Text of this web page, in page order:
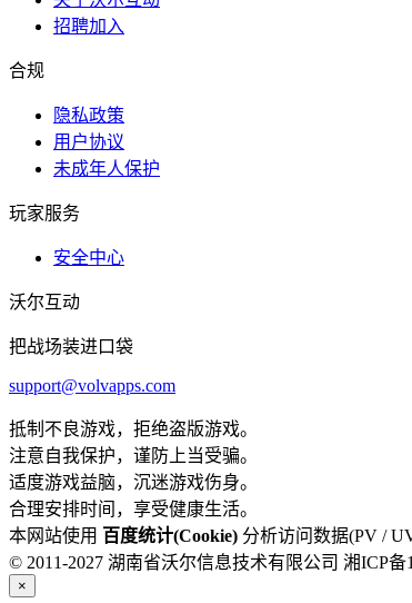
招聘加入
合规
隐私政策
用户协议
未成年人保护
玩家服务
安全中心
沃尔互动
把战场装进口袋
support@volvapps.com
抵制不良游戏，拒绝盗版游戏。
注意自我保护，谨防上当受骗。
适度游戏益脑，沉迷游戏伤身。
合理安排时间，享受健康生活。
本网站使用 百度统计(Cookie) 分析访问数据(PV /
© 2011-2027 湖南省沃尔信息技术有限公司 湘ICP备
×